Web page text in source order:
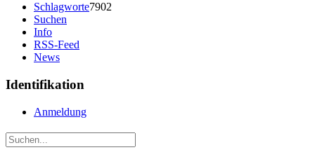
Schlagworte7902
Suchen
Info
RSS-Feed
News
Identifikation
Anmeldung